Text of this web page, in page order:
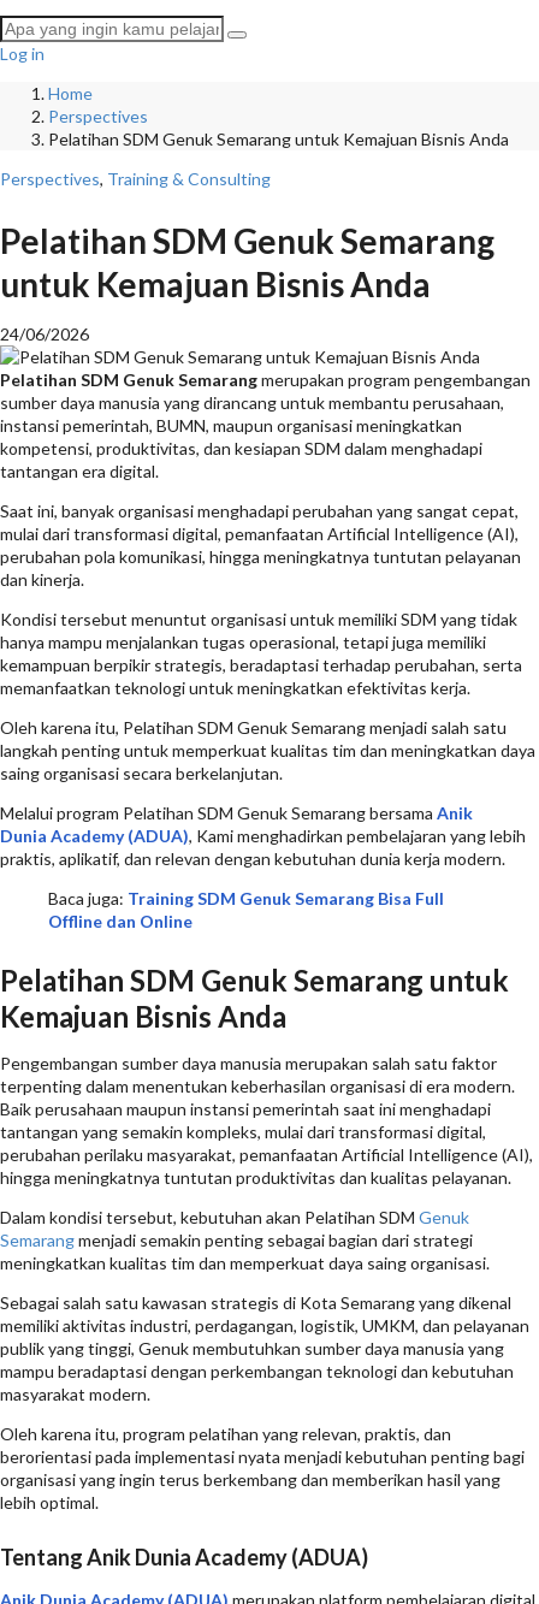
Log in
Home
Perspectives
Pelatihan SDM Genuk Semarang untuk Kemajuan Bisnis Anda
Perspectives, Training & Consulting
Pelatihan SDM Genuk Semarang
untuk Kemajuan Bisnis Anda
24/06/2026
Pelatihan SDM Genuk Semarangmerupakan program pengembangan
sumber daya manusia yang dirancang untuk membantu perusahaan,
instansi pemerintah, BUMN, maupun organisasi meningkatkan
kompetensi, produktivitas, dan kesiapan SDM dalam menghadapi
tantangan era digital.
Saat ini, banyak organisasi menghadapi perubahan yang sangat cepat,
mulai dari transformasi digital, pemanfaatan Artificial Intelligence (AI),
perubahan pola komunikasi, hingga meningkatnya tuntutan pelayanan
dan kinerja.
Kondisi tersebut menuntut organisasi untuk memiliki SDM yang tidak
hanya mampu menjalankan tugas operasional, tetapi juga memiliki
kemampuan berpikir strategis, beradaptasi terhadap perubahan, serta
memanfaatkan teknologi untuk meningkatkan efektivitas kerja.
Oleh karena itu, Pelatihan SDM Genuk Semarang menjadi salah satu
langkah penting untuk memperkuat kualitas tim dan meningkatkan daya
saing organisasi secara berkelanjutan.
Melalui program Pelatihan SDM Genuk Semarang bersama Anik
Dunia Academy (ADUA), Kami menghadirkan pembelajaran yang lebih
praktis, aplikatif, dan relevan dengan kebutuhan dunia kerja modern.
Baca juga: Training SDM Genuk Semarang Bisa Full
Offline dan Online
Pelatihan SDM Genuk Semarang untuk
Kemajuan Bisnis Anda
Pengembangan sumber daya manusia merupakan salah satu faktor
terpenting dalam menentukan keberhasilan organisasi di era modern.
Baik perusahaan maupun instansi pemerintah saat ini menghadapi
tantangan yang semakin kompleks, mulai dari transformasi digital,
perubahan perilaku masyarakat, pemanfaatan Artificial Intelligence (AI),
hingga meningkatnya tuntutan produktivitas dan kualitas pelayanan.
Dalam kondisi tersebut, kebutuhan akan Pelatihan SDM Genuk
Semarangmenjadi semakin penting sebagai bagian dari strategi
meningkatkan kualitas tim dan memperkuat daya saing organisasi.
Sebagai salah satu kawasan strategis di Kota Semarang yang dikenal
memiliki aktivitas industri, perdagangan, logistik, UMKM, dan pelayanan
publik yang tinggi, Genuk membutuhkan sumber daya manusia yang
mampu beradaptasi dengan perkembangan teknologi dan kebutuhan
masyarakat modern.
Oleh karena itu, program pelatihan yang relevan, praktis, dan
berorientasi pada implementasi nyata menjadi kebutuhan penting bagi
organisasi yang ingin terus berkembang dan memberikan hasil yang
lebih optimal.
Tentang Anik Dunia Academy (ADUA)